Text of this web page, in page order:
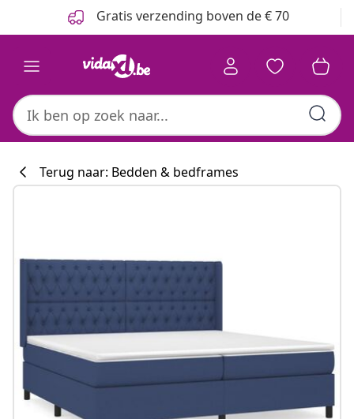
Gratis verzending boven de € 70
Terug naar: Bedden & bedframes